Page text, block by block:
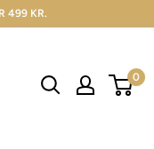
499 KR.
0